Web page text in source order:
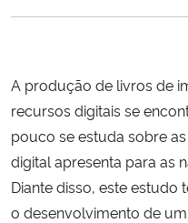
Ministério do Desenvolvimento
Controladoria-Geral da União
Ministério da Mulher, da Família e
A produção de livros de
recursos digitais se
pouco se estuda sobre
digital apresenta para as
Diante disso, este
o desenvolvimento de